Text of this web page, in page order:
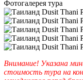
Фотогалерея тура
Внимание! Указана
стоимость тура на